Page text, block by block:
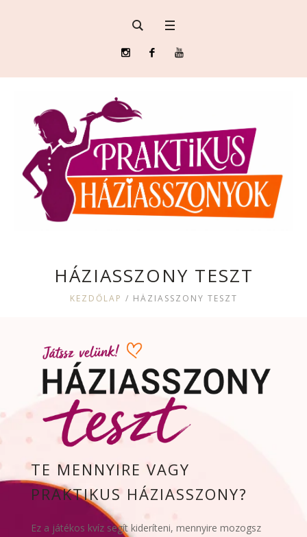
HÁZIASSZONY TESZT
KEZDŐLAP / HÁZIASSZONY TESZT
TE MENNYIRE VAGY
PRAKTIKUS HÁZIASSZONY?
Ez a játékos kvíz segít kideríteni, mennyire mozogsz